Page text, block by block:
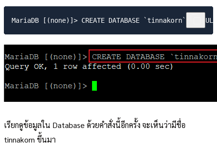
เรียกดูข้อมูลใน Database ด้วยคำสั่งนี้อีกครั้ง จะเห็นว่ามีชื่อ
tinnakorn ขึ้นมา